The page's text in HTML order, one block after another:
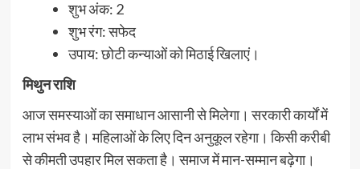
शुभ अंक: 2
शुभ रंग: सफेद
उपाय: छोटी कन्याओं को मिठाई खिलाएं।
मिथुन राशि
आज समस्याओं का समाधान आसानी से मिलेगा। सरकारी कार्यों में
लाभ संभव है। महिलाओं के लिए दिन अनुकूल रहेगा। किसी करीबी
से कीमती उपहार मिल सकता है। समाज में मान-सम्मान बढ़ेगा।